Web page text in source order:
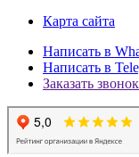
Карта сайта
Написать в
Написать в
Заказать звонок